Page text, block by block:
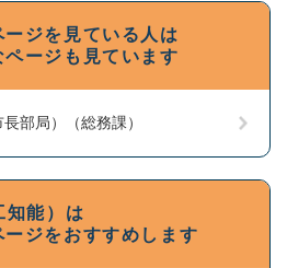
ージを見ている人は
ページも見ています
部局）（総務課）
知能）は
ージをおすすめします